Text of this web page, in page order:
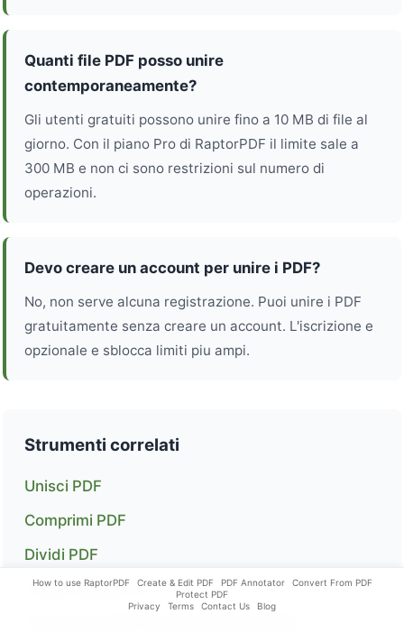
Quanti file PDF posso unire
contemporaneamente?
Gli utenti gratuiti possono unire fino a 10 MB di file al
giorno. Con il piano Pro di RaptorPDF il limite sale a
300 MB e non ci sono restrizioni sul numero di
operazioni.
Devo creare un account per unire i PDF?
No, non serve alcuna registrazione. Puoi unire i PDF
gratuitamente senza creare un account. L'iscrizione e
opzionale e sblocca limiti piu ampi.
Strumenti correlati
Unisci PDF
Comprimi PDF
Dividi PDF
Prezzi e piano Pro
How to use RaptorPDF Create & Edit PDF PDF Annotator
Convert From PDF
Protect PDF
Privacy
Terms Contact Us Blog